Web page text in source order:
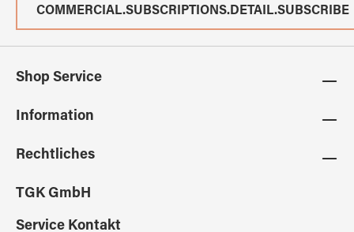
COMMERCIAL.SUBSCRIPTIONS.DETAIL.SUBSCRIBE
Shop Service
Information
Rechtliches
TGK GmbH
Service Kontakt